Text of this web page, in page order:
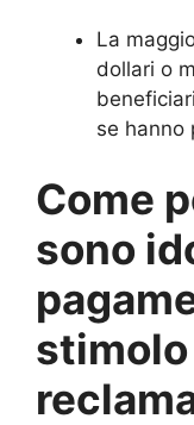
La
dollari o
se hanno
Come
sono
stimolo